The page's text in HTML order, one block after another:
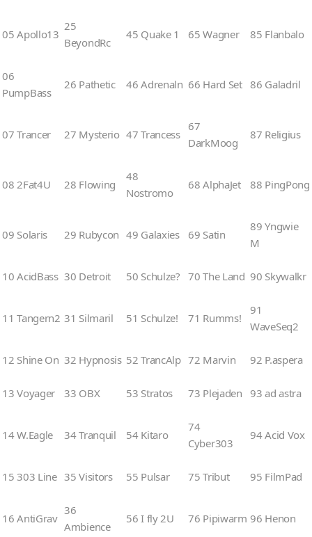
05 Apollo13
25
BeyondRc
45 Quake 1 65 Wagner 85 Flanbalo
06
PumpBass
26 Pathetic 46 Adrenaln 66 Hard Set 86 Galadril
07 Trancer 27 Mysterio 47 Trancess
67
DarkMoog
87 Religius
08 2Fat4U 28 Flowing
48
Nostromo
68 AlphaJet 88 PingPong
09 Solaris 29 Rubycon 49 Galaxies 69 Satin
89 Yngwie
M
10 AcidBass 30 Detroit 50 Schulze? 70 The Land 90 Skywalkr
11 Tangern2 31 Silmaril 51 Schulze! 71 Rumms!
91
WaveSeq2
12 Shine On 32 Hypnosis 52 TrancAlp 72 Marvin 92 P.aspera
13 Voyager 33 OBX 53 Stratos 73 Plejaden 93 ad astra
14 W.Eagle 34 Tranquil 54 Kitaro
74
Cyber303
94 Acid Vox
15 303 Line 35 Visitors 55 Pulsar 75 Tribut 95 FilmPad
16 AntiGrav
36
Ambience
56 I fly 2U 76 Pipiwarm 96 Henon